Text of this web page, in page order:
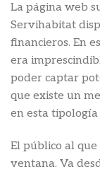
La página web
Servihabitat
financieros. En
era
poder captar
que existe un
en esta
El público al
ventana. Va